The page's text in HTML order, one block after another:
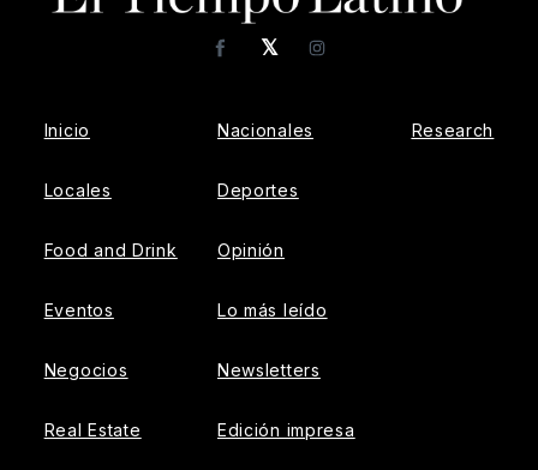
𝕏
FacebookInstagram
Inicio
Locales
Food and Drink
Eventos
Negocios
Real Estate
Nacionales
Deportes
Opinión
Lo más leído
Newsletters
Edición impresa
Research